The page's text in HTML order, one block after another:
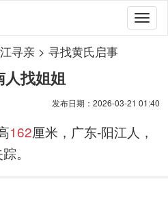
寻亲> 寻找黄氏启事
人找姐姐
发布日期：2026-03-21 01:40
162厘米，广东-阳江人，
。